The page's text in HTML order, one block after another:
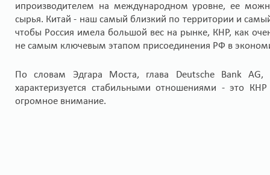
ипроизводителем на международном уровне, ее
сырья. Китай - наш самый близкий по территории и
чтобы Россия имела большой вес на рынке, КНР, как
не самым ключевым этапом присоединения РФ в
По словам Эдгара Моста, глава Deutsche Bank AG,
характеризуется стабильными отношениями - это
огромное внимание.